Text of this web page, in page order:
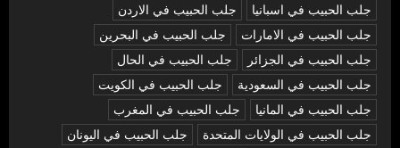
جلب الحبيب في اسبانيا
جلب الحبيب في الاردن
جلب الحبيب في الامارات
جلب الحبيب في البحرين
جلب الحبيب في الجزائر
جلب الحبيب في الحال
جلب الحبيب في السعودية
جلب الحبيب في الكويت
جلب الحبيب في المانيا
جلب الحبيب في المغرب
جلب الحبيب في الولايات المتحدة
جلب الحبيب في اليونان